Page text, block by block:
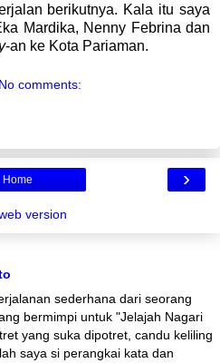
berikutnya. Kala itu saya
Mardika, Nenny Febrina dan
-an ke Kota Pariaman.
No comments:
›
Home
version
sederhana dari seorang
bermimpi untuk "Jelajah Nagari
yang suka dipotret, candu keliling
saya si perangkai kata dan